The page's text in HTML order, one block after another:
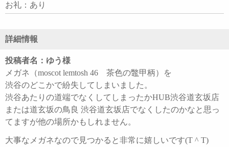
お礼：あり
詳細情報
投稿者名：ゆう様
メガネ（moscot lemtosh 46 茶色の鼈甲柄）を
渋谷のどこかで紛失してしまいました。
渋谷あたりの道端でなくしてしまったかHUB渋谷道玄坂店
または道玄坂の鳥良 渋谷道玄坂店でなくしたのかなと思っ
てますが他の場所かもしれません。
大事なメガネなので見つかると非常に嬉しいです(T ^ T)